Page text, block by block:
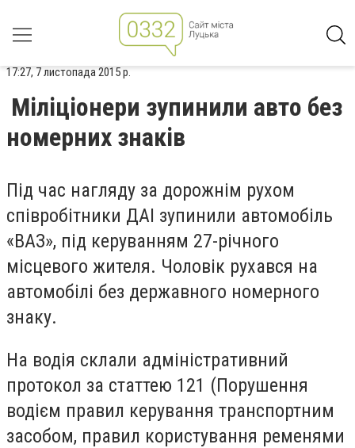
17:27, 7 листопада 2015 р.
Міліціонери зупинили авто без
номерних знаків
Під час нагляду за дорожнім рухом
співробітники ДАІ зупинили автомобіль
«ВАЗ», під керуванням 27-річного
місцевого жителя. Чоловік рухався на
автомобілі без державного номерного
знаку.
На водія склали адміністративний
протокол за статтею 121 (Порушення
водієм правил керування транспортним
засобом, правил користування ременями